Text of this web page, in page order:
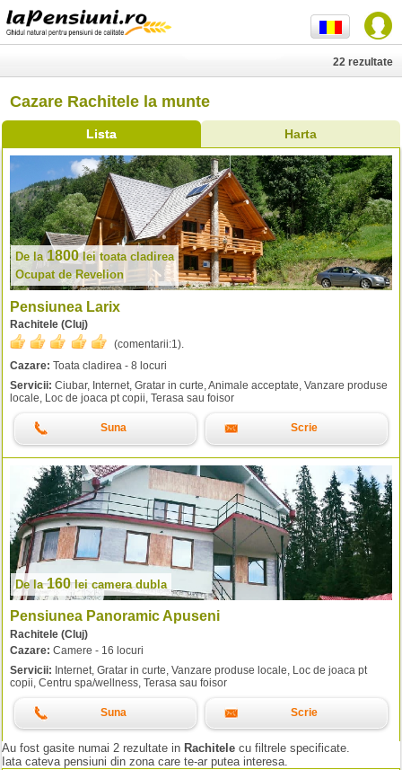
Cazare Rachitele la munte
Lista Harta
22 rezultate
De la1800lei toata cladirea
Ocupat de Revelion
Pensiunea Larix
Rachitele (Cluj)
(comentarii:1).
Cazare: Toata cladirea - 8 locuri
Servicii: Ciubar, Internet, Gratar in curte, Animale acceptate, Vanzare produse
locale, Loc de joaca pt copii, Terasa sau foisor
Suna Scrie
De la160leicamera dubla
Pensiunea Panoramic Apuseni
Rachitele (Cluj)
Cazare: Camere - 16 locuri
Servicii: Internet, Gratar in curte, Vanzare produse locale, Loc de joaca pt
copii, Centru spa/wellness, Terasa sau foisor
Suna Scrie
Au fost gasite numai 2 rezultate in Rachitele cu filtrele specificate.
Iata cateva pensiuni din zona care te-ar putea interesa.